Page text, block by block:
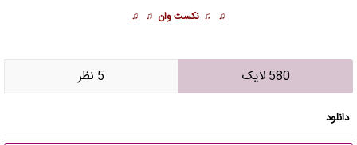
♫ ♫ نکست وان ♫ ♫
580 لایک 5 نظر
دانلود